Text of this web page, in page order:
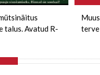
talus. Avatud R-